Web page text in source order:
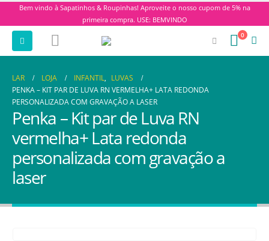
Bem vindo à Sapatinhos & Roupinhas! Aproveite o nosso cupom de 5% na
primeira compra. USE: BEMVINDO
0
LAR LOJA INFANTIL, LUVAS
PENKA – KIT PAR DE LUVA RN VERMELHA+ LATA REDONDA
PERSONALIZADA COM GRAVAÇÃO A LASER
Penka – Kit par de Luva RN
vermelha+ Lata redonda
personalizada com gravação a
laser